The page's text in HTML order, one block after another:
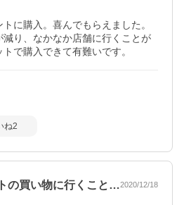
に購入。喜んでもらえました。
減り、なかなか店舗に行くことが
で購入できて有難いです。
ね2
の買い物に行くこと…2020/12/18